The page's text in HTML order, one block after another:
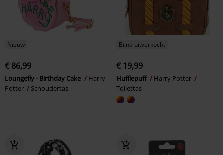
Nieuw
€ 86,99
Loungefly - Birthday Cake
Harry
Potter
Schoudertas
Bijna uitverkocht
€ 19,99
Hufflepuff
Harry Potter
Toilettas